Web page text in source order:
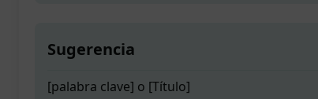
Sugerencia
[palabra clave] o [Título]